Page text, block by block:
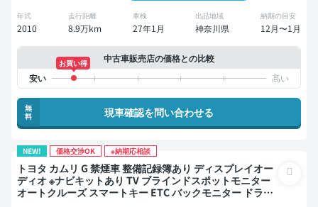
年式
2010
走行距離
8.9万km
車検
27年1月
出品地域
神奈川県
納期の目安
12月〜1月
中古車販売店の価格との比較
お買い得
無
料
現車確認を問い合わせる
NEW! 価格交渉OK ※納期応相談
トヨタ カムリ G 禁煙車 整備記録簿あり ディスプレイオー
ディオ ※ナビキットあり TV ブラインドスポットモニター
オートクルーズ スマートキー ETC バックモニター ドライ